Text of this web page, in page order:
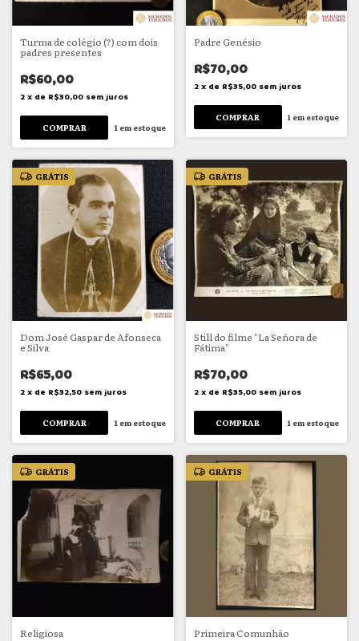
Turma de colégio (?) com dois
padres presentes
R$60,00
2 x de R$30,00 sem juros
1 em estoque
Padre Genésio
R$70,00
2 x de R$35,00 sem juros
1 em estoque
GRÁTIS
Dom José Gaspar de Afonseca
e Silva
R$65,00
2 x de R$32,50 sem juros
1em estoque
GRÁTIS
Still do filme "La Señora de
Fátima"
R$70,00
2 x de R$35,00 sem juros
1 em estoque
GRÁTIS
Religiosa
GRÁTIS
Primeira Comunhão